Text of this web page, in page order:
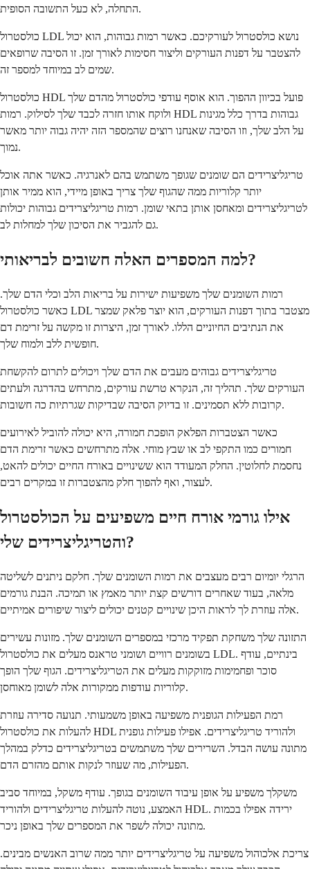
התחלה, לא כעל התשובה הסופית.
כולסטרול LDL נושא כולסטרול לעורקיכם. כאשר רמות גבוהות, הוא יכול
להצטבר על דפנות העורקים וליצור חסימות לאורך זמן. זו הסיבה שרופאים
שמים לב במיוחד למספר זה.
כולסטרול HDL פועל בכיוון ההפוך. הוא אוסף עודפי כולסטרול מהדם שלך
ולוקח אותו חזרה לכבד שלך לסילוק. רמות HDL גבוהות בדרך כלל מגינות
על הלב שלך, וזו הסיבה שאנחנו רוצים שהמספר הזה יהיה גבוה יותר מאשר
נמוך.
טריגליצרידים הם שומנים שגופך משתמש בהם לאנרגיה. כאשר אתה אוכל
יותר קלוריות ממה שהגוף שלך צריך באופן מיידי, הוא ממיר אותן
לטריגליצרידים ומאחסן אותן בתאי שומן. רמות טריגליצרידים גבוהות יכולות
גם להגביר את הסיכון שלך למחלות לב.
למה המספרים האלה חשובים לבריאותי?
רמות השומנים שלך משפיעות ישירות על בריאות הלב וכלי הדם שלך.
כאשר כולסטרול LDL מצטבר בתוך דפנות העורקים, הוא יוצר פלאק שמצר
את הנתיבים החיוניים הללו. לאורך זמן, היצרות זו מקשה על זרימת דם
חופשית ללב ולמוח שלך.
טריגליצרידים גבוהים מעבים את הדם שלך ויכולים לתרום להקשחת
העורקים שלך. תהליך זה, הנקרא טרשת עורקים, מתרחש בהדרגה ולעתים
קרובות ללא תסמינים. זו בדיוק הסיבה שבדיקות שגרתיות כה חשובות.
כאשר הצטברות הפלאק הופכת חמורה, היא יכולה להוביל לאירועים
חמורים כמו התקפי לב או שבץ מוחי. אלה מתרחשים כאשר זרימת הדם
נחסמת לחלוטין. החלק המעודד הוא ששינויים באורח החיים יכולים להאט,
לעצור, ואף להפוך חלק מהצטברות זו במקרים רבים.
אילו גורמי אורח חיים משפיעים על הכולסטרול
והטריגליצרידים שלי?
הרגלי יומיום רבים מעצבים את רמות השומנים שלך. חלקם ניתנים לשליטה
מלאה, בעוד שאחרים דורשים קצת יותר מאמץ או תמיכה. הבנת גורמים
אלה עוזרת לך לראות היכן שינויים קטנים יכולים ליצור שיפורים אמיתיים.
התזונה שלך משחקת תפקיד מרכזי במספרים השומנים שלך. מזונות עשירים
בשומנים רוויים ושומני טראנס מעלים את כולסטרול LDL. בינתיים, עודף
סוכר ופחמימות מזוקקות מעלים את הטריגליצרידים. הגוף שלך הופך
קלוריות עודפות ממקורות אלה לשומן מאוחסן.
רמת הפעילות הגופנית משפיעה באופן משמעותי. תנועה סדירה עוזרת
להעלות את כולסטרול HDL ולהוריד טריגליצרידים. אפילו פעילות גופנית
מתונה עושה הבדל. השרירים שלך משתמשים בטריגליצרידים כדלק במהלך
הפעילות, מה שעוזר לנקות אותם מהזרם הדם.
משקלך משפיע על אופן עיבוד השומנים בגופך. עודף משקל, במיוחד סביב
האמצע, נוטה להעלות טריגליצרידים ולהוריד HDL. ירידה אפילו בכמות
מתונה יכולה לשפר את המספרים שלך באופן ניכר.
צריכת אלכוהול משפיעה על טריגליצרידים יותר ממה שרוב האנשים מבינים.